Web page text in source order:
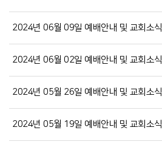
2024년 06월 09일 예배안내 및 교회소식
2024년 06월 02일 예배안내 및 교회소식
2024년 05월 26일 예배안내 및 교회소식
2024년 05월 19일 예배안내 및 교회소식